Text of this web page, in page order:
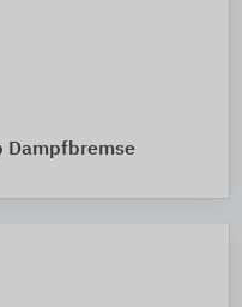
Dampfbremse